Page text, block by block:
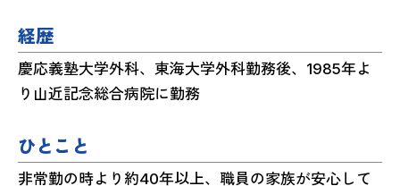
経歴
慶応義塾大学外科、東海大学外科勤務後、1985年よ
り山近記念総合病院に勤務
ひとこと
非常勤の時より約40年以上、職員の家族が安心して